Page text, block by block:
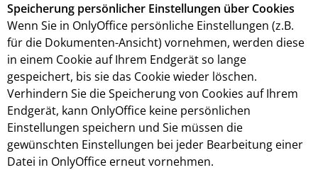
Speicherung persönlicher Einstellungen über Cookies
Wenn Sie in OnlyOffice persönliche Einstellungen (z.B.
für die Dokumenten-Ansicht) vornehmen, werden diese
in einem Cookie auf Ihrem Endgerät so lange
gespeichert, bis sie das Cookie wieder löschen.
Verhindern Sie die Speicherung von Cookies auf Ihrem
Endgerät, kann OnlyOffice keine persönlichen
Einstellungen speichern und Sie müssen die
gewünschten Einstellungen bei jeder Bearbeitung einer
Datei in OnlyOffice erneut vornehmen.